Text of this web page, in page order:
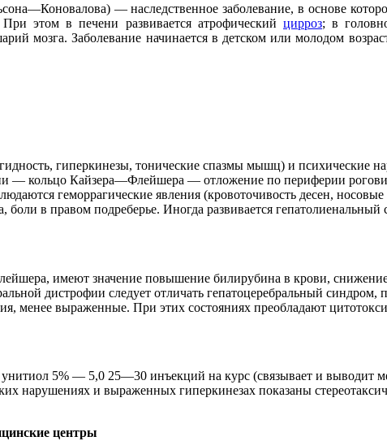
— наследственное заболевание, в основе
этом в печени развивается атрофический цирроз; в
мозга. Заболевание начинается в детском или молодом
гиперкинезы, тонические спазмы мышц) и психические
— кольцо Кайзера—Флейшера — отложение по периферии
геморрагические явления (кровоточивость десен,
в правом подреберье. Иногда развивается гепатолиенальный
имеют значение повышение билирубина в крови,
дистрофии следует отличать гепатоцеребральный
менее выраженные. При этих состояниях преобладают
5% — 5,0 25—30 инъекций на курс (связывает и выводит
нарушениях и выраженных гиперкинезах показаны
центры